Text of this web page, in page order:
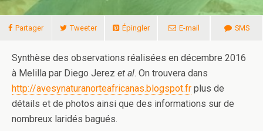
Partager Tweeter Épingler E-mail SMS
Synthèse des observations réalisées en décembre 2016
à Melilla par Diego Jerez et al. On trouvera dans
http://avesynaturanorteafricanas.blogspot.fr plus de
détails et de photos ainsi que des informations sur de
nombreux laridés bagués.